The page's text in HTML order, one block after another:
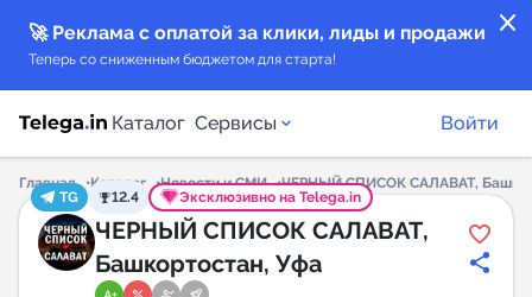
close
🚀 Реклама с оплатой за клики, лиды и продажи
Теперь со сниженным бюджетом для старта!
Каталог Сервисы
Каталог каналов
Каталог ботов
Войти
Главная Каталог Новости и СМИ
ЧЕРНЫЙ СПИСОК САЛАВАТ,
TG
12.4 Эксклюзивно на Telega.in
ЧЕРНЫЙ СПИСОК САЛАВАТ,
Башкортостан, Уфа